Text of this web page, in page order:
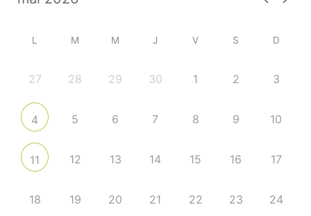
L M M J V S D
27 28 29 30 1 2 3
4 5 6 7 8 9 10
11 12 13 14 15 16 17
18 19 20 21 22 23 24